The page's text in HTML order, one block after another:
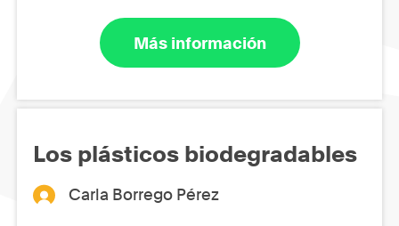
Más información
Los plásticos biodegradables
Carla Borrego Pérez